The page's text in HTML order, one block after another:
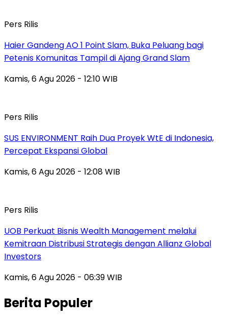
Pers Rilis
Haier Gandeng AO 1 Point Slam, Buka Peluang bagi
Petenis Komunitas Tampil di Ajang Grand Slam
Kamis, 6 Agu 2026 - 12:10 WIB
Pers Rilis
SUS ENVIRONMENT Raih Dua Proyek WtE di Indonesia,
Percepat Ekspansi Global
Kamis, 6 Agu 2026 - 12:08 WIB
Pers Rilis
UOB Perkuat Bisnis Wealth Management melalui
Kemitraan Distribusi Strategis dengan Allianz Global
Investors
Kamis, 6 Agu 2026 - 06:39 WIB
Berita Populer